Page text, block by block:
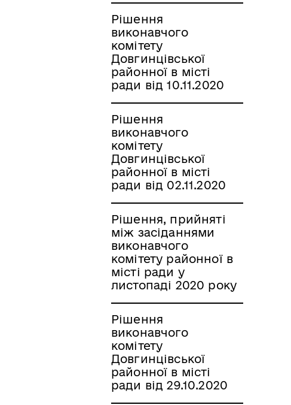
Рішення
виконавчого
комітету
Довгинцівської
районної в місті
ради від 10.11.2020
Рішення
виконавчого
комітету
Довгинцівської
районної в місті
ради від 02.11.2020
Рішення, прийняті
між засіданнями
виконавчого
комітету районної в
місті ради у
листопаді 2020 року
Рішення
виконавчого
комітету
Довгинцівської
районної в місті
ради від 29.10.2020